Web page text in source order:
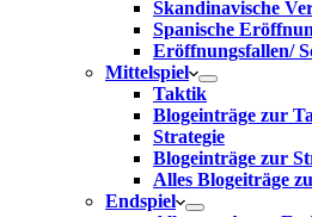
Skandinavische
Spanische
Eröffnungsfallen/
Mittelspiel
Taktik
Blogeinträge zur
Strategie
Blogeinträge zur
Alles Blogeiträge
Endspiel